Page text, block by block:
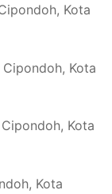
Kota
Kota
Kota
Kota